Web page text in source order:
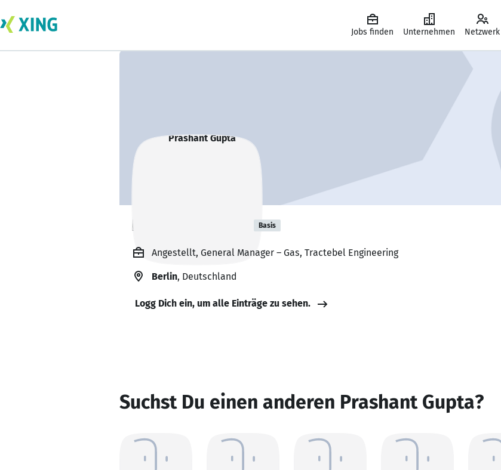
Jobs finden Unternehmen Netzwerk
Prashant Gupta Basis
Angestellt, General Manager – Gas, Tractebel Engineering
Berlin, Deutschland
Logg Dich ein, um alle Einträge zu sehen.
Suchst Du einen anderen Prashant Gupta?